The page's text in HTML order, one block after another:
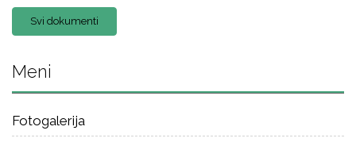
Svi dokumenti
Meni
Fotogalerija